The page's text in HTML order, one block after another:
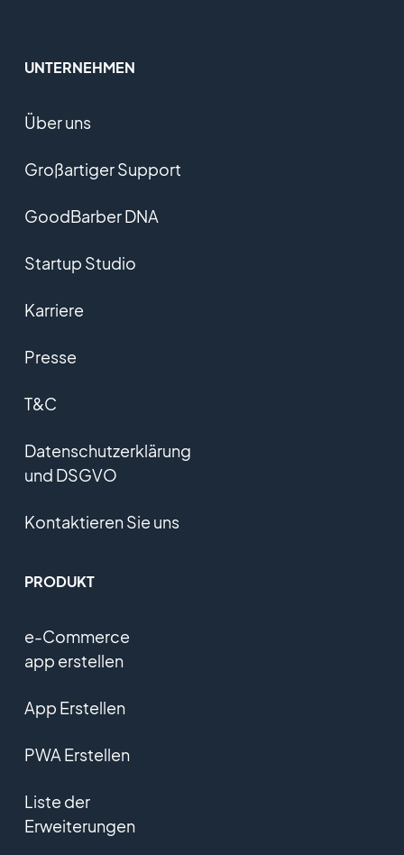
UNTERNEHMEN
Über uns
Großartiger Support
GoodBarber DNA
Startup Studio
Karriere
Presse
T&C
Datenschutzerklärung
und DSGVO
Kontaktieren Sie uns
PRODUKT
e-Commerce
app erstellen
App Erstellen
PWA Erstellen
Liste der
Erweiterungen